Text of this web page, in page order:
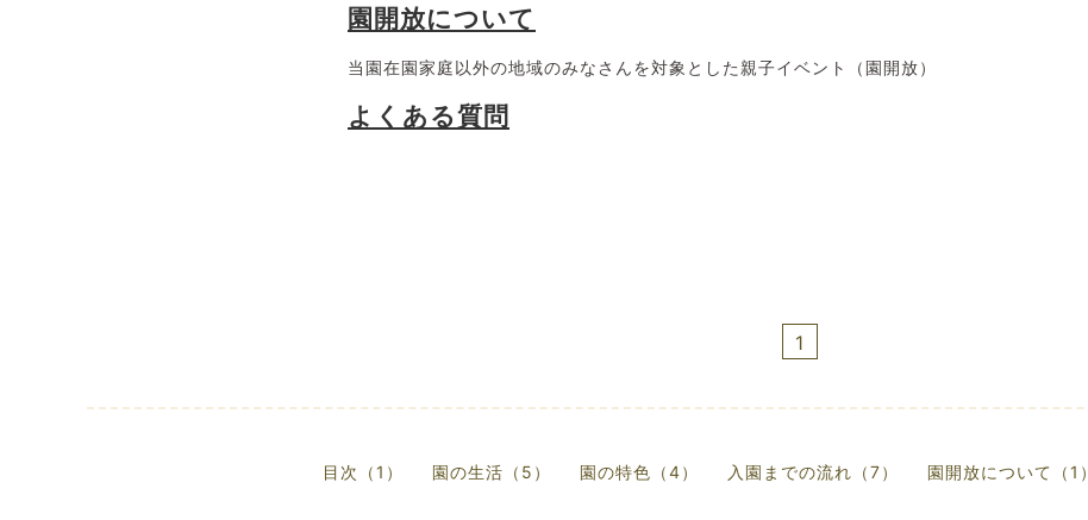
園開放について
当園在園家庭以外の地域のみなさんを対象とした親子イベント（園開放）
よくある質問
1
目次（1） 園の生活（5） 園の特色（4） 入園までの流れ（7） 園開放について（1）